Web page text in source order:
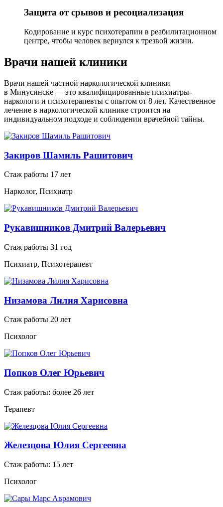
Защита от срывов и ресоциализация
Кодирование и курс психотерапии в реабилитационном
центре, чтобы человек вернулся к трезвой жизни.
Врачи нашей клиники
Врачи нашей частной наркологической клиники
в Минусинске — это квалифицированные психиатры-
наркологи и психотерапевты с опытом от 8 лет. Качественное
лечение в наркологической клинике строится на
индивидуальном подходе и соблюдении врачебной тайны.
Закиров Шамиль Рашитович
Стаж работы 17 лет
Нарколог, Психиатр
Рукавишников Дмитрий Валерьевич
Стаж работы 31 год
Психиатр, Психотерапевт
Низамова Лилия Харисовна
Стаж работы 20 лет
Психолог
Попков Олег Юрьевич
Стаж работы: более 26 лет
Терапевт
Железцова Юлия Сергеевна
Стаж работы: 15 лет
Психолог